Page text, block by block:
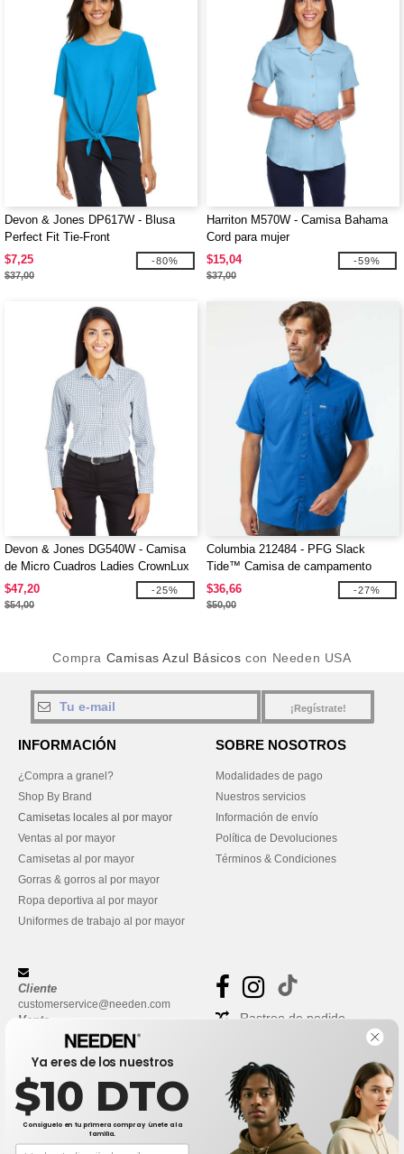
Devon & Jones DP617W - Blusa
Perfect Fit Tie-Front
$7,25
$37,00
-80%
Harriton M570W - Camisa Bahama
Cord para mujer
$15,04
$37,00
-59%
Devon & Jones DG540W - Camisa
de Micro Cuadros Ladies CrownLux
Performance
$47,20
$54,00
-25%
Columbia 212484 - PFG Slack
Tide™ Camisa de campamento
$36,66
$50,00
-27%
Compra Camisas Azul Básicos con Needen USA
¡Regístrate!
INFORMACIÓN
¿Compra a granel?
Shop By Brand
Camisetas locales al por mayor
Ventas al por mayor
Camisetas al por mayor
Gorras & gorros al por mayor
Ropa deportiva al por mayor
Uniformes de trabajo al por mayor
SOBRE NOSOTROS
Modalidades de pago
Nuestros servicios
Información de envío
Política de Devoluciones
Términos & Condiciones
Cliente
customerservice@needen.com
Venta
sales@needen.com
Rastreo de pedido
Ya eres de los nuestros
$10 DTO
Consíguelo en tu primera compra y únete a la
familia.